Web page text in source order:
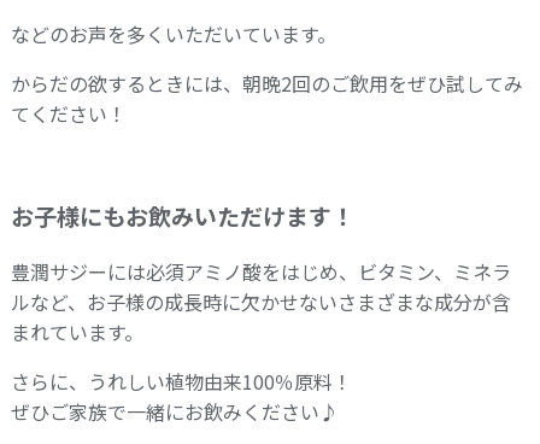
などのお声を多くいただいています。
からだの欲するときには、朝晩2回のご飲用をぜひ試してみ
てください！
お子様にもお飲みいただけます！
豊潤サジーには必須アミノ酸をはじめ、ビタミン、ミネラ
ルなど、お子様の成長時に欠かせないさまざまな成分が含
まれています。
さらに、うれしい植物由来100％原料！
ぜひご家族で一緒にお飲みください♪